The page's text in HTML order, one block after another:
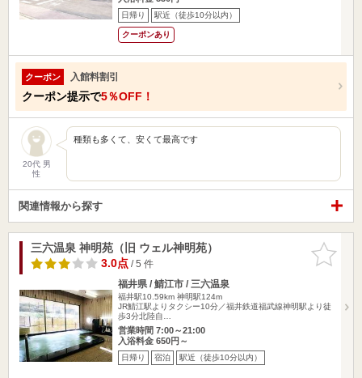
日帰り 駅近（徒歩10分以内）
クーポンあり
クーポン 入館料割引
クーポン提示で5％OFF！
20代 男
性
種類も多くて、安くて最高です
関連情報から探す
お気に入
りに追加
三六温泉 神明苑（旧 ウェル神明苑）
3.0点/ 5 件
福井県 / 鯖江市 / 三六温泉
福井駅10.59km 神明駅124m
JR鯖江駅よりタクシー10分／福井鉄道福武線神明駅より徒
歩3分北陸自…
営業時間 7:00～21:00
入浴料金 650円～
日帰り 宿泊 駅近（徒歩10分以内）